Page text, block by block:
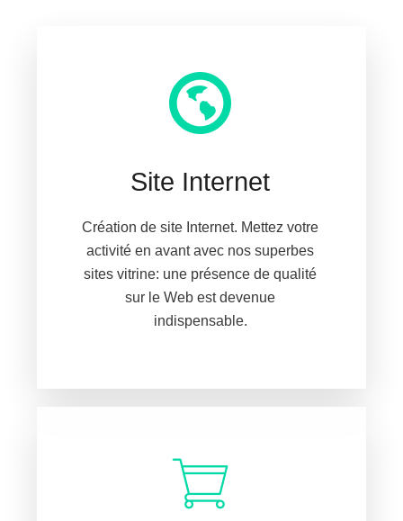
Site Internet
Création de site Internet. Mettez votre
activité en avant avec nos superbes
sites vitrine: une présence de qualité
sur le Web est devenue
indispensable.